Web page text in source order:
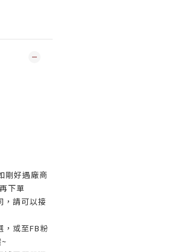
剛好遇廠商
下單
，請可以接
，或至FB粉